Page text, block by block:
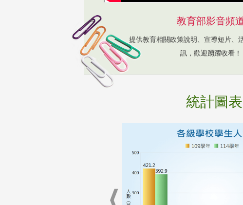
教育部影音頻
提供教育相關政策說明、宣導短片、
訊，歡迎踴躍收看！
統計圖表